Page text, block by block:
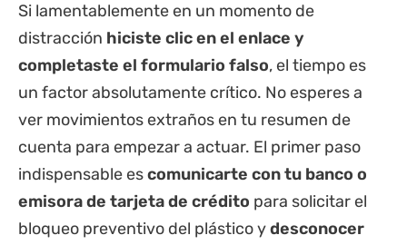
Si lamentablemente en un momento de
distracción hiciste clic en el enlace y
completaste el formulario falso, el tiempo es
un factor absolutamente crítico. No esperes a
ver movimientos extraños en tu resumen de
cuenta para empezar a actuar. El primer paso
indispensable escomunicarte con tu banco o
emisora de tarjeta de crédito para solicitar el
bloqueo preventivo del plástico ydesconocer